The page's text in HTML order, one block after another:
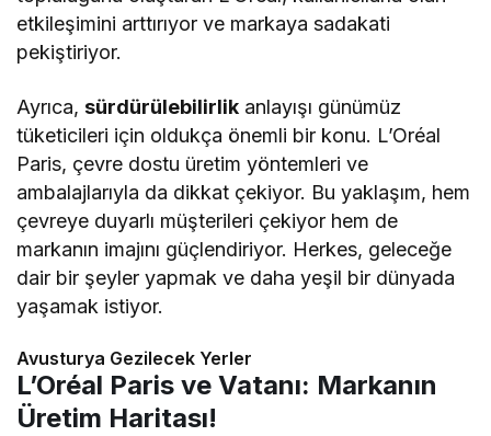
etkileşimini arttırıyor ve markaya sadakati
pekiştiriyor.
Ayrıca,sürdürülebilirlik anlayışı günümüz
tüketicileri için oldukça önemli bir konu. L’Oréal
Paris, çevre dostu üretim yöntemleri ve
ambalajlarıyla da dikkat çekiyor. Bu yaklaşım, hem
çevreye duyarlı müşterileri çekiyor hem de
markanın imajını güçlendiriyor. Herkes, geleceğe
dair bir şeyler yapmak ve daha yeşil bir dünyada
yaşamak istiyor.
Avusturya Gezilecek Yerler
L’Oréal Paris ve Vatanı: Markanın
Üretim Haritası!